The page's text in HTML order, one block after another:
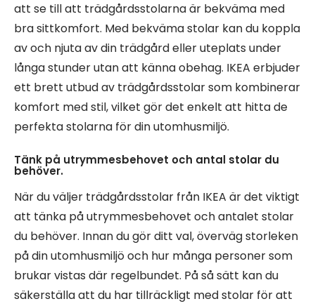
att se till att trädgårdsstolarna är bekväma med
bra sittkomfort. Med bekväma stolar kan du koppla
av och njuta av din trädgård eller uteplats under
långa stunder utan att känna obehag. IKEA erbjuder
ett brett utbud av trädgårdsstolar som kombinerar
komfort med stil, vilket gör det enkelt att hitta de
perfekta stolarna för din utomhusmiljö.
Tänk på utrymmesbehovet och antal stolar du
behöver.
När du väljer trädgårdsstolar från IKEA är det viktigt
att tänka på utrymmesbehovet och antalet stolar
du behöver. Innan du gör ditt val, överväg storleken
på din utomhusmiljö och hur många personer som
brukar vistas där regelbundet. På så sätt kan du
säkerställa att du har tillräckligt med stolar för att